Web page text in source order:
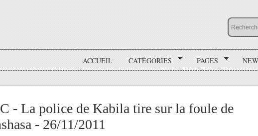
ACCUEIL CATÉGORIES PAGES
- La police de Kabila tire sur la foule de
- 26/11/2011